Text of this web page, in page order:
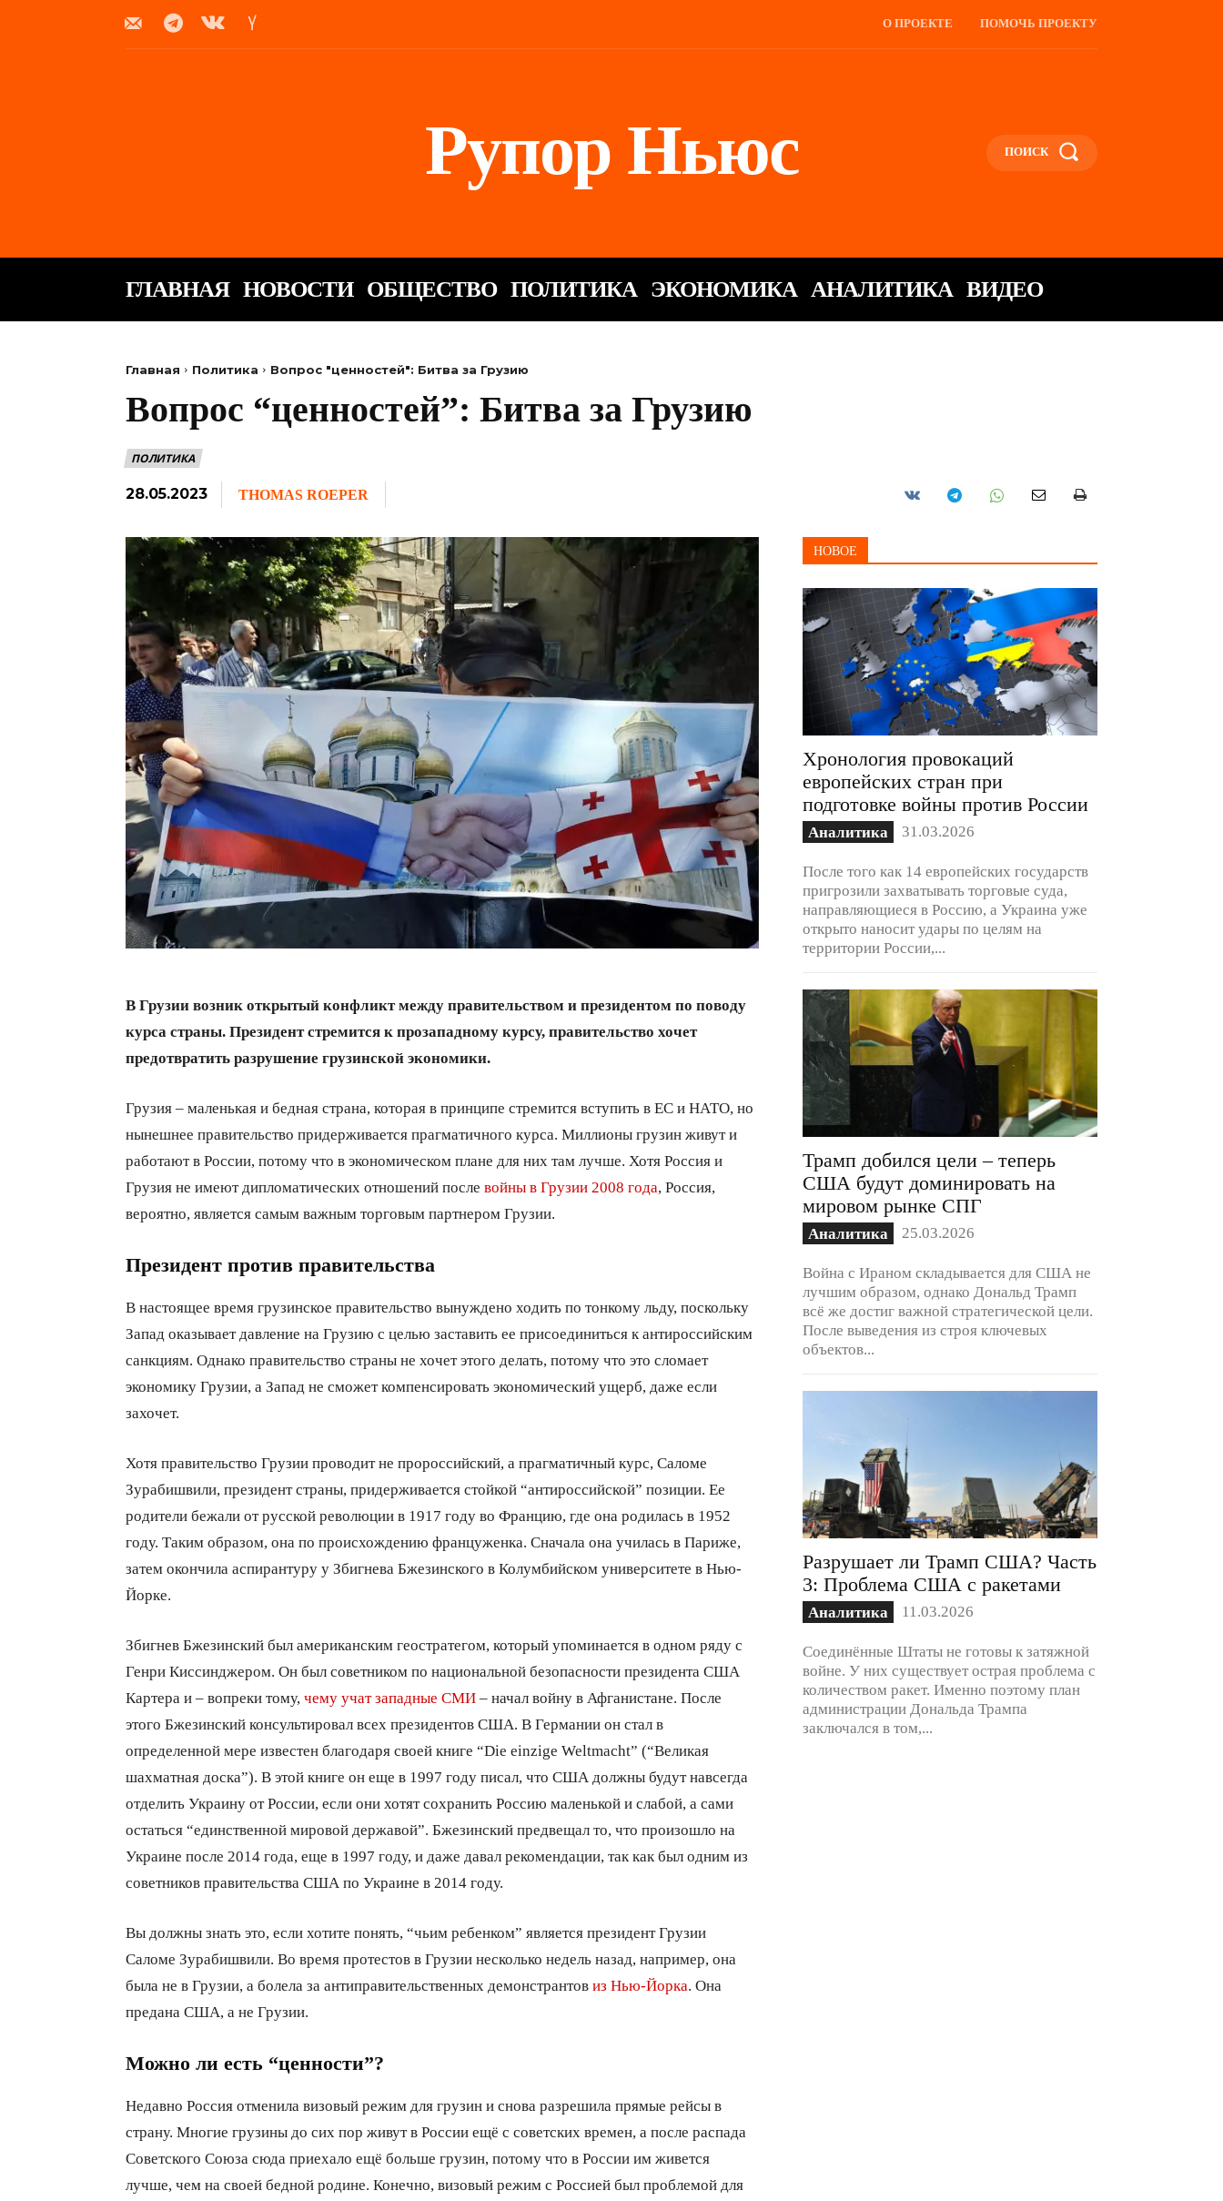
О ПРОЕКТЕ ПОМОЧЬ ПРОЕКТУ
Рупор Ньюс ПОИСК
ГЛАВНАЯ НОВОСТИ ОБЩЕСТВО ПОЛИТИКА ЭКОНОМИКА АНАЛИТИКА ВИДЕО
Главная Политика Вопрос "ценностей": Битва за Грузию
Вопрос “ценностей”: Битва за Грузию
ПОЛИТИКА
28.05.2023 THOMAS ROEPER
В Грузии возник открытый конфликт между правительством и президентом по поводу
курса страны. Президент стремится к прозападному курсу, правительство хочет
предотвратить разрушение грузинской экономики.
Грузия – маленькая и бедная страна, которая в принципе стремится вступить в ЕС и НАТО, но
нынешнее правительство придерживается прагматичного курса. Миллионы грузин живут и
работают в России, потому что в экономическом плане для них там лучше. Хотя Россия и
Грузия не имеют дипломатических отношений после войны в Грузии 2008 года , Россия,
вероятно, является самым важным торговым партнером Грузии.
Президент против правительства
В настоящее время грузинское правительство вынуждено ходить по тонкому льду, поскольку
Запад оказывает давление на Грузию с целью заставить ее присоединиться к антироссийским
санкциям. Однако правительство страны не хочет этого делать, потому что это сломает
экономику Грузии, а Запад не сможет компенсировать экономический ущерб, даже если
захочет.
Хотя правительство Грузии проводит не пророссийский, а прагматичный курс, Саломе
Зурабишвили, президент страны, придерживается стойкой “антироссийской” позиции. Ее
родители бежали от русской революции в 1917 году во Францию, где она родилась в 1952
году. Таким образом, она по происхождению француженка. Сначала она училась в Париже,
затем окончила аспирантуру у Збигнева Бжезинского в Колумбийском университете в Нью-
Йорке.
Збигнев Бжезинский был американским геостратегом, который упоминается в одном ряду с
Генри Киссинджером. Он был советником по национальной безопасности президента США
Картера и – вопреки тому, чему учат западные СМИ – начал войну в Афганистане. После
этого Бжезинский консультировал всех президентов США. В Германии он стал в
определенной мере известен благодаря своей книге “Die einzige Weltmacht” (“Великая
шахматная доска”). В этой книге он еще в 1997 году писал, что США должны будут навсегда
отделить Украину от России, если они хотят сохранить Россию маленькой и слабой, а сами
остаться “единственной мировой державой”. Бжезинский предвещал то, что произошло на
Украине после 2014 года, еще в 1997 году, и даже давал рекомендации, так как был одним из
советников правительства США по Украине в 2014 году.
Вы должны знать это, если хотите понять, “чьим ребенком” является президент Грузии
Саломе Зурабишвили. Во время протестов в Грузии несколько недель назад, например, она
была не в Грузии, а болела за антиправительственных демонстрантов из Нью-Йорка . Она
предана США, а не Грузии.
Можно ли есть “ценности”?
Недавно Россия отменила визовый режим для грузин и снова разрешила прямые рейсы в
страну. Многие грузины до сих пор живут в России ещё с советских времен, а после распада
Советского Союза сюда приехало ещё больше грузин, потому что в России им живется
лучше, чем на своей бедной родине. Конечно, визовый режим с Россией был проблемой для
НОВОЕ
Хронология провокаций
европейских стран при
подготовке войны против России
Аналитика 31.03.2026
После того как 14 европейских государств
пригрозили захватывать торговые суда,
направляющиеся в Россию, а Украина уже
открыто наносит удары по целям на
территории России,...
Трамп добился цели – теперь
США будут доминировать на
мировом рынке СПГ
Аналитика 25.03.2026
Война с Ираном складывается для США не
лучшим образом, однако Дональд Трамп
всё же достиг важной стратегической цели.
После выведения из строя ключевых
объектов...
Разрушает ли Трамп США? Часть
3: Проблема США с ракетами
Аналитика 11.03.2026
Соединённые Штаты не готовы к затяжной
войне. У них существует острая проблема с
количеством ракет. Именно поэтому план
администрации Дональда Трампа
заключался в том,...